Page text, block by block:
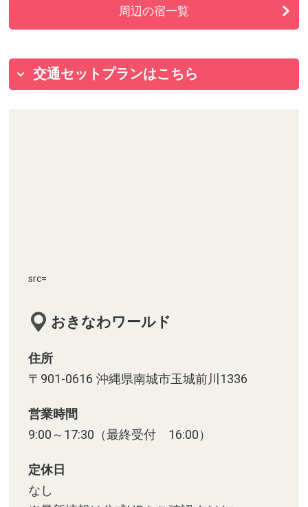
周辺の宿一覧
交通セットプランはこちら
src=
おきなわワールド
住所
〒901-0616 沖縄県南城市玉城前川1336
営業時間
9:00～17:30（最終受付 16:00）
定休日
なし